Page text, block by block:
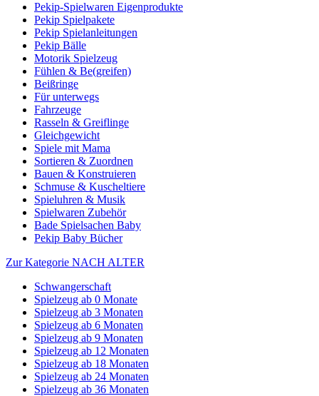
Pekip-Spielwaren Eigenprodukte
Pekip Spielpakete
Pekip Spielanleitungen
Pekip Bälle
Motorik Spielzeug
Fühlen & Be(greifen)
Beißringe
Für unterwegs
Fahrzeuge
Rasseln & Greiflinge
Gleichgewicht
Spiele mit Mama
Sortieren & Zuordnen
Bauen & Konstruieren
Schmuse & Kuscheltiere
Spieluhren & Musik
Spielwaren Zubehör
Bade Spielsachen Baby
Pekip Baby Bücher
Zur Kategorie NACH ALTER
Schwangerschaft
Spielzeug ab 0 Monate
Spielzeug ab 3 Monaten
Spielzeug ab 6 Monaten
Spielzeug ab 9 Monaten
Spielzeug ab 12 Monaten
Spielzeug ab 18 Monaten
Spielzeug ab 24 Monaten
Spielzeug ab 36 Monaten